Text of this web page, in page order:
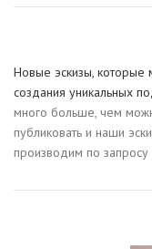
Новые эскизы, которые
создания уникальных
много больше, чем
публиковать и наши
производим по запросу